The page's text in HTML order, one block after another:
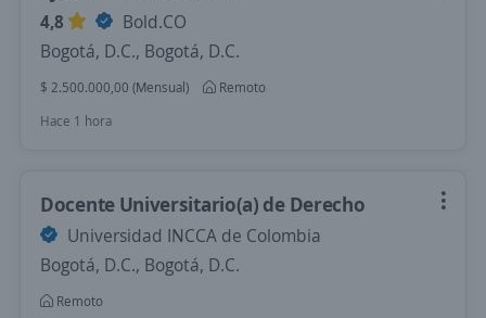
4,8
Bold.CO
Bogotá, D.C., Bogotá, D.C.
$ 2.500.000,00 (Mensual)
Remoto
Hace 1 hora
Docente Universitario(a) de Derecho
Universidad INCCA de Colombia
Bogotá, D.C., Bogotá, D.C.
Remoto